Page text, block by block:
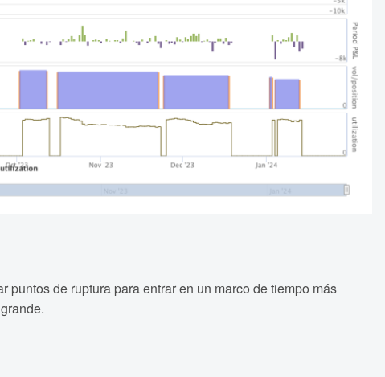
de ruptura para entrar en un marco de tiempo más